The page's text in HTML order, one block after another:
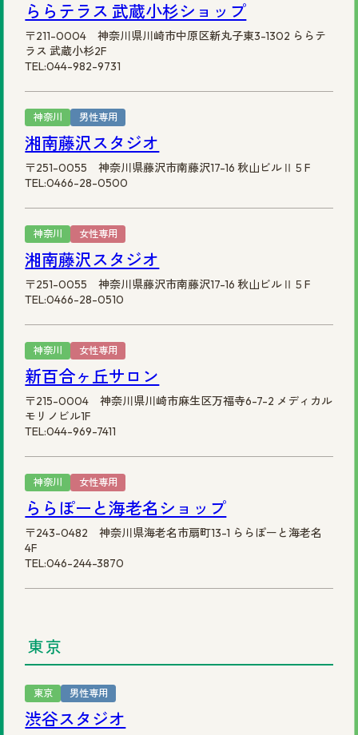
ららテラス 武蔵小杉ショップ
〒211-0004 神奈川県川崎市中原区新丸子東3-1302 ららテ
ラス 武蔵小杉2F
TEL:044-982-9731
神奈川 男性専用
湘南藤沢スタジオ
〒251-0055 神奈川県藤沢市南藤沢17-16 秋山ビルⅡ５F
TEL:0466-28-0500
神奈川 女性専用
湘南藤沢スタジオ
〒251-0055 神奈川県藤沢市南藤沢17-16 秋山ビルⅡ５F
TEL:0466-28-0510
神奈川 女性専用
新百合ヶ丘サロン
〒215-0004 神奈川県川崎市麻生区万福寺6-7-2 メディカル
モリノビル1F
TEL:044-969-7411
神奈川 女性専用
ららぽーと海老名ショップ
〒243-0482 神奈川県海老名市扇町13-1 ららぽーと海老名
4F
TEL:046-244-3870
東京
東京 男性専用
渋谷スタジオ